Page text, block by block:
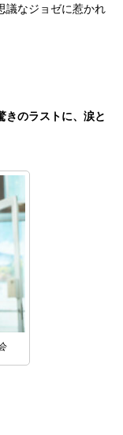
議なジョゼに惹かれ
のラストに、 涙と